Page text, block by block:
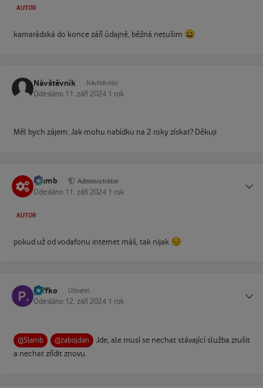
AUTOR
kamarádská do konce září údajně, běžná netušim 😀
Návštěvník Návštěvníci
Odesláno 11. září 2024 1 rok
Měl bych zájem. Jak mohu nabídku na 2 roky získat? Děkuji
Slamb Administrátor
Odesláno 11. září 2024 1 rok
AUTOR
pokud už od vodafonu internet máš, tak nijak 😔
paffko Uživatel
Odesláno 12. září 2024 1 rok
@Slamb @zabojdan
Jde, ale musí se nechat stávající služba zrušit
a nechat zřídit znovu.